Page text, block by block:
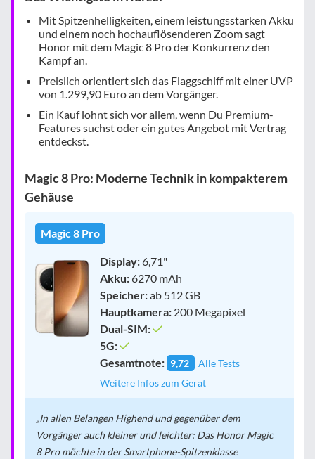
Mit Spitzenhelligkeiten, einem leistungsstarken Akku
und einem noch hochauflösenderen Zoom sagt
Honor mit dem Magic 8 Pro der Konkurrenz den
Kampf an.
Preislich orientiert sich das Flaggschiff mit einer UVP
von 1.299,90 Euro an dem Vorgänger.
Ein Kauf lohnt sich vor allem, wenn Du Premium-
Features suchst oder ein gutes Angebot mit Vertrag
entdeckst.
Magic 8 Pro: Moderne Technik in kompakterem
Gehäuse
Magic 8 Pro
Display:6,71"
Akku:6270 mAh
Speicher:ab 512 GB
Hauptkamera: 200 Megapixel
Dual-SIM:
5G:
Gesamtnote: 9,72
Alle Tests
Weitere Infos zum Gerät
In allen Belangen Highend und gegenüber dem
Vorgänger auch kleiner und leichter: Das Honor Magic
8 Pro möchte in der Smartphone-Spitzenklasse